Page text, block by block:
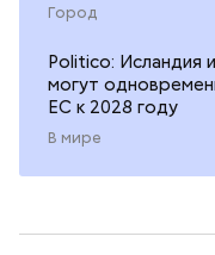
Город
Politico: Исландия
могут
ЕС к 2028 году
В мире